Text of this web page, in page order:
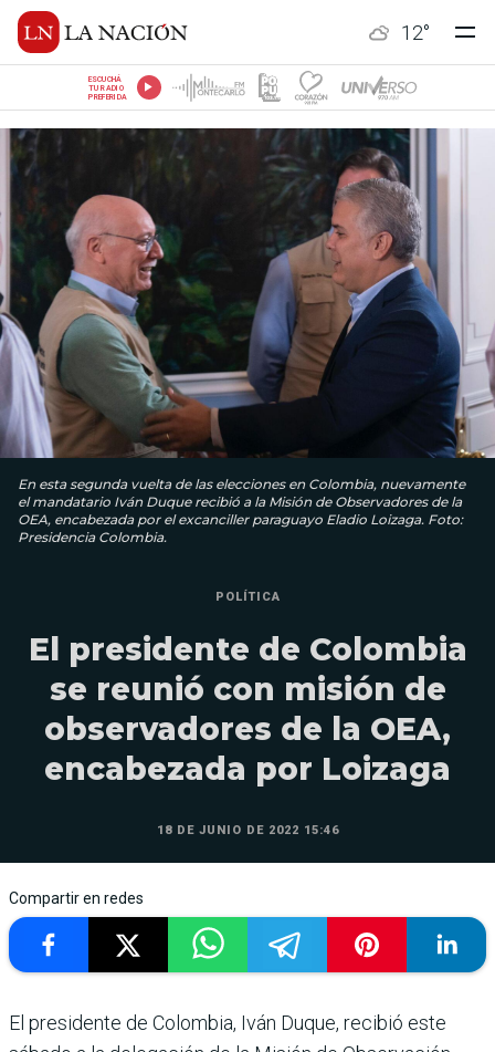
12°
ESCUCHÁ
TU RADIO
PREFERIDA
En esta segunda vuelta de las elecciones en Colombia, nuevamente
el mandatario Iván Duque recibió a la Misión de Observadores de la
OEA, encabezada por el excanciller paraguayo Eladio Loizaga. Foto:
Presidencia Colombia.
POLÍTICA
El presidente de Colombia
se reunió con misión de
observadores de la OEA,
encabezada por Loizaga
18 DE JUNIO DE 2022 15:46
Compartir en redes
El presidente de Colombia, Iván Duque, recibió este